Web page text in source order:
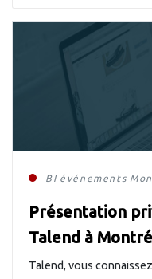
BI événements
Présentation
Talend à
Talend, vous